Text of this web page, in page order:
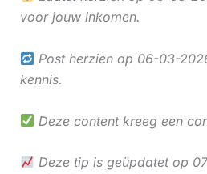
voor jouw inkomen.
Post herzien op 06-03-
kennis.
Deze content kreeg een
Deze tip is geüpdatet op